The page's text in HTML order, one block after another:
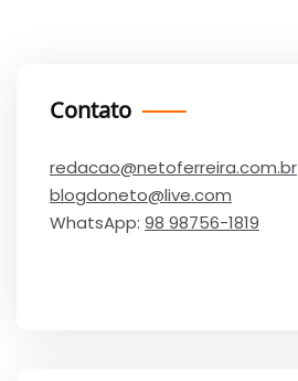
Contato
redacao@netoferreira.com.br
blogdoneto@live.com
WhatsApp: 98 98756-1819